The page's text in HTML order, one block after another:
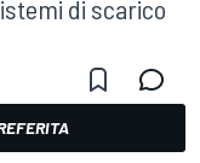
di scarico